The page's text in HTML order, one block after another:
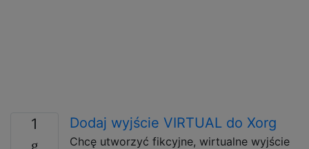
1 Dodaj wyjście VIRTUAL do Xorg
Chcę utworzyć fikcyjne, wirtualne wyjście